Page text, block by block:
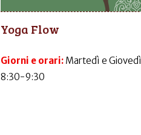
Yoga Flow
Giorni e orari: Martedì e Giovedì
8:30-9:30